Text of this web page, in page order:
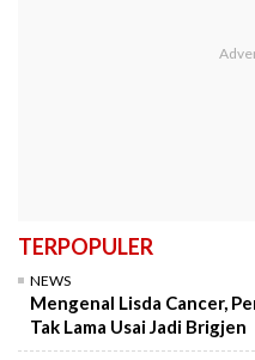
TERPOPULER
NEWS
Mengenal Lisda Cancer,
Tak Lama Usai Jadi Brigjen